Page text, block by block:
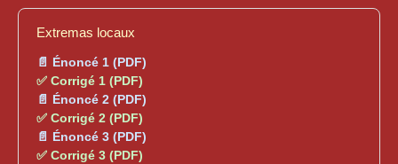
Extremas locaux
📄 Énoncé 1 (PDF)
✅ Corrigé 1 (PDF)
📄 Énoncé 2 (PDF)
✅ Corrigé 2 (PDF)
📄 Énoncé 3 (PDF)
✅ Corrigé 3 (PDF)